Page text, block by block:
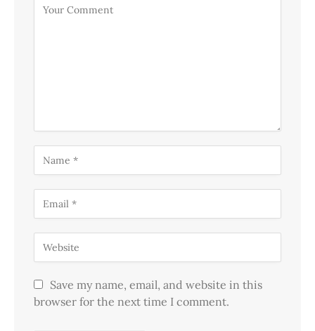
Save my name, email, and website in this
browser for the next time I comment.